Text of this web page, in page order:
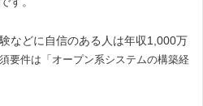
などに自信のある人は年収1,000万
要件は「オープン系システムの構築経